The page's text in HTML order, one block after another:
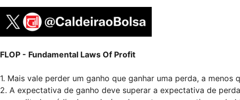
FLOP - Fundamental Laws Of Profit
1. Mais vale perder um ganho que ganhar uma perda, a menos
2. A expectativa de ganho deve superar a expectativa de